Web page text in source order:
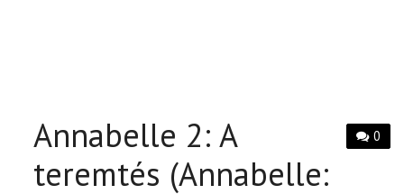
0
Annabelle 2: A
teremtés (Annabelle: